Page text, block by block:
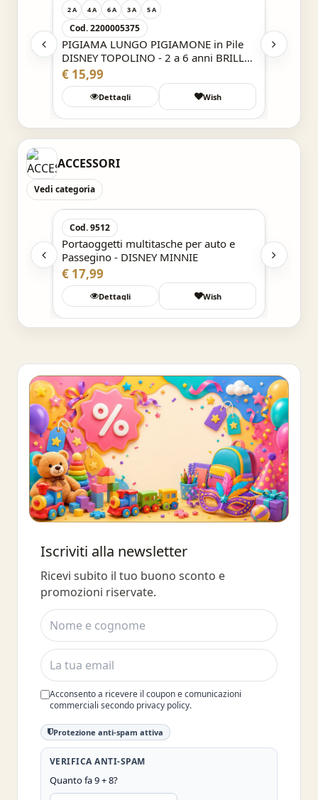
2 A 4 A 6 A 3 A 5 A
Cod. 2200005375
PIGIAMA LUNGO PIGIAMONE in Pile
DISNEY TOPOLINO - 2 a 6 anni BRILLA
AL BUIO
€ 15,99
Dettagli Wish
ACCESSORI
Vedi categoria
Cod. 9512
Portaoggetti multitasche per auto e
Passegino - DISNEY MINNIE
€ 17,99
Dettagli Wish
del 10%
Iscriviti alla newsletter
Ricevi subito il tuo buono sconto e
promozioni riservate.
Acconsento a ricevere il coupon e comunicazioni
commerciali secondo privacy policy.
Protezione anti-spam attiva
VERIFICA ANTI-SPAM
Quanto fa 9 + 8?